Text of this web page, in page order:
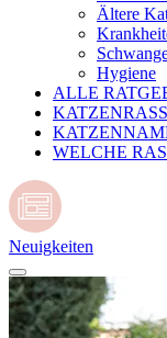
Ältere
Hygiene
ALLE
WELCHE
Neuigkeiten